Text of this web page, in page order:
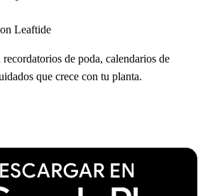
Leaftide
de poda, calendarios de
que crece con tu planta.